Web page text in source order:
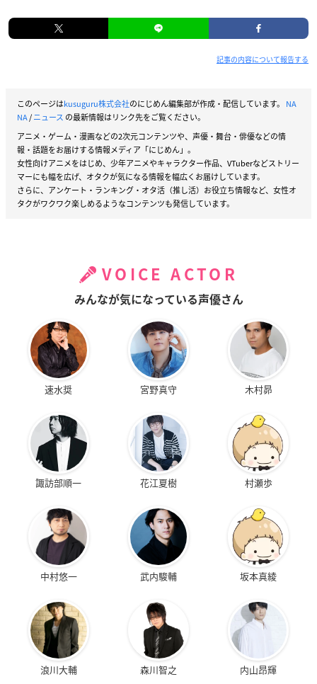
記事の内容について報告する
このページはkusuguru株式会社のにじめん編集部が作成・配信しています。 NA
NA/ニュース の最新情報はリンク先をご覧ください。
アニメ・ゲーム・漫画などの2次元コンテンツや、声優・舞台・俳優などの情
報・話題をお届けする情報メディア「にじめん」。
女性向けアニメをはじめ、少年アニメやキャラクター作品、VTuberなどストリー
マーにも幅を広げ、オタクが気になる情報を幅広くお届けしています。
さらに、アンケート・ランキング・オタ活（推し活）お役立ち情報など、女性オ
タクがワクワク楽しめるようなコンテンツも発信しています。
VOICE ACTOR
みんなが気になっている声優さん
速水奨 宮野真守 木村昴
諏訪部順一 花江夏樹 村瀬歩
中村悠一 武内駿輔 坂本真綾
浪川大輔 森川智之 内山昂輝